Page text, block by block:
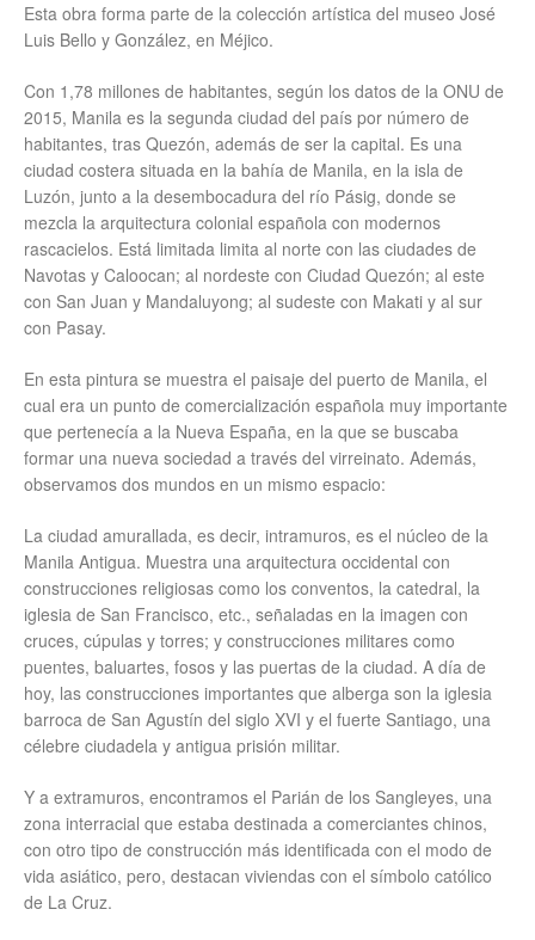
Esta obra forma parte de la colección artística del museo José
Luis Bello y González, en Méjico.
Con 1,78 millones de habitantes, según los datos de la ONU de
2015, Manila es la segunda ciudad del país por número de
habitantes, tras Quezón, además de ser la capital. Es una
ciudad costera situada en la bahía de Manila, en la isla de
Luzón, junto a la desembocadura del río Pásig, donde se
mezcla la arquitectura colonial española con modernos
rascacielos. Está limitada limita al norte con las ciudades de
Navotas y Caloocan; al nordeste con Ciudad Quezón; al este
con San Juan y Mandaluyong; al sudeste con Makati y al sur
con Pasay.
En esta pintura se muestra el paisaje del puerto de Manila, el
cual era un punto de comercialización española muy importante
que pertenecía a la Nueva España, en la que se buscaba
formar una nueva sociedad a través del virreinato. Además,
observamos dos mundos en un mismo espacio:
La ciudad amurallada, es decir, intramuros, es el núcleo de la
Manila Antigua. Muestra una arquitectura occidental con
construcciones religiosas como los conventos, la catedral, la
iglesia de San Francisco, etc., señaladas en la imagen con
cruces, cúpulas y torres; y construcciones militares como
puentes, baluartes, fosos y las puertas de la ciudad. A día de
hoy, las construcciones importantes que alberga son la iglesia
barroca de San Agustín del siglo XVI y el fuerte Santiago, una
célebre ciudadela y antigua prisión militar.
Y a extramuros, encontramos el Parián de los Sangleyes, una
zona interracial que estaba destinada a comerciantes chinos,
con otro tipo de construcción más identificada con el modo de
vida asiático, pero, destacan viviendas con el símbolo católico
de La Cruz.